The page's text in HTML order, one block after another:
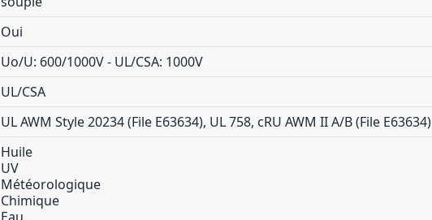
Oui
Uo/U: 600/1000V - UL/CSA: 1000V
UL/CSA
UL AWM Style 20234 (File E63634), UL 758, cRU AWM II A/B (File E63634)
Huile
UV
Météorologique
Chimique